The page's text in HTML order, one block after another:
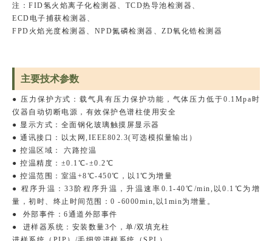
注：FID氢火焰离子化检测器、TCD热导池检测器、
ECD电子捕获检测器、
FPD火焰光度检测器、NPD氮磷检测器、ZD氧化锆检测器
主要技术参数
● 压力保护方式：载气具有压力保护功 能，气体压力低于0.1Mpa时
仪器自动切断电源，有效保护色谱柱使用安全
● 显示方式：全面钢化玻璃触摸屏显示器
● 通讯接口：以太网,IEEE802.3(可选模拟量输出）
● 控温区域： 六路控温
● 控温精度：±0.1℃-±0.2℃
● 控温范围：室温+8℃-450℃，以1℃ 为增量
● 程序升温：33阶程序升温，升温速率 0.1-40℃/min,以0.1℃为增
量，初时、 终止时间范围：0 -6000min,以1min为 增量。
● 外部事件：6通道外部事件
● 进样器系统：安装数量3个，单/双填充柱